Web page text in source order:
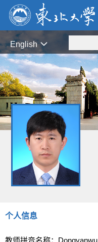
English
个人信息
教师拼音名称：Dongyanwu